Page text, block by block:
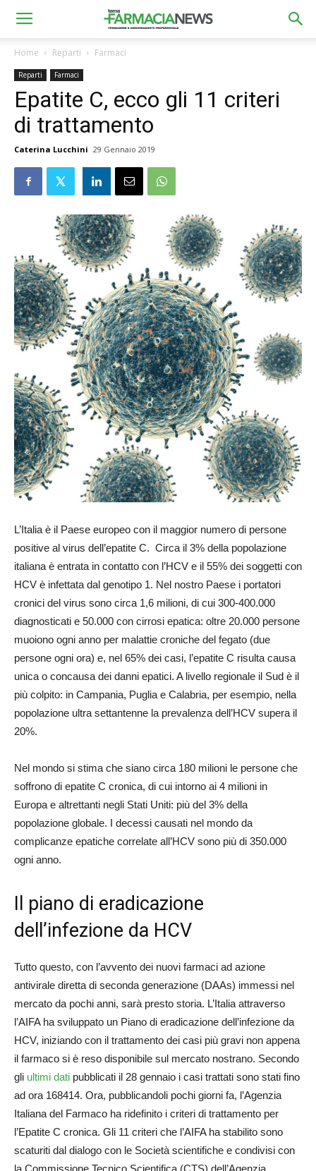
Home Reparti Farmaci
Reparti Farmaci
Epatite C, ecco gli 11 criteri
di trattamento
Caterina Lucchini 29 Gennaio 2019
L’Italia è il Paese europeo con il maggior numero di persone
positive al virus dell’epatite C. Circa il 3% della popolazione
italiana è entrata in contatto con l’HCV e il 55% dei soggetti con
HCV è infettata dal genotipo 1. Nel nostro Paese i portatori
cronici del virus sono circa 1,6 milioni, di cui 300-400.000
diagnosticati e 50.000 con cirrosi epatica: oltre 20.000 persone
muoiono ogni anno per malattie croniche del fegato (due
persone ogni ora) e, nel 65% dei casi, l’epatite C risulta causa
unica o concausa dei danni epatici. A livello regionale il Sud è il
più colpito: in Campania, Puglia e Calabria, per esempio, nella
popolazione ultra settantenne la prevalenza dell’HCV supera il
20%.
Nel mondo si stima che siano circa 180 milioni le persone che
soffrono di epatite C cronica, di cui intorno ai 4 milioni in
Europa e altrettanti negli Stati Uniti: più del 3% della
popolazione globale. I decessi causati nel mondo da
complicanze epatiche correlate all’HCV sono più di 350.000
ogni anno.
Il piano di eradicazione
dell’infezione da HCV
Tutto questo, con l’avvento dei nuovi farmaci ad azione
antivirale diretta di seconda generazione (DAAs) immessi nel
mercato da pochi anni, sarà presto storia. L’Italia attraverso
l’AIFA ha sviluppato un Piano di eradicazione dell’infezione da
HCV, iniziando con il trattamento dei casi più gravi non appena
il farmaco si è reso disponibile sul mercato nostrano. Secondo
gli ultimi dati pubblicati il 28 gennaio i casi trattati sono stati fino
ad ora 168414. Ora, pubblicandoli pochi giorni fa, l’Agenzia
Italiana del Farmaco ha ridefinito i criteri di trattamento per
l’Epatite C cronica. Gli 11 criteri che l’AIFA ha stabilito sono
scaturiti dal dialogo con le Società scientifiche e condivisi con
la Commissione Tecnico Scientifica (CTS) dell’Agenzia.